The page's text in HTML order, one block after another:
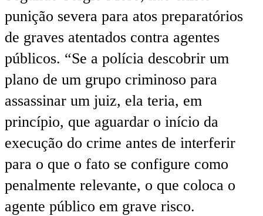
punição severa para atos preparatórios
de graves atentados contra agentes
públicos. “Se a polícia descobrir um
plano de um grupo criminoso para
assassinar um juiz, ela teria, em
princípio, que aguardar o início da
execução do crime antes de interferir
para o que o fato se configure como
penalmente relevante, o que coloca o
agente público em grave risco.